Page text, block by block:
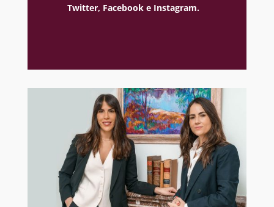
Twitter, Facebook e Instagram.